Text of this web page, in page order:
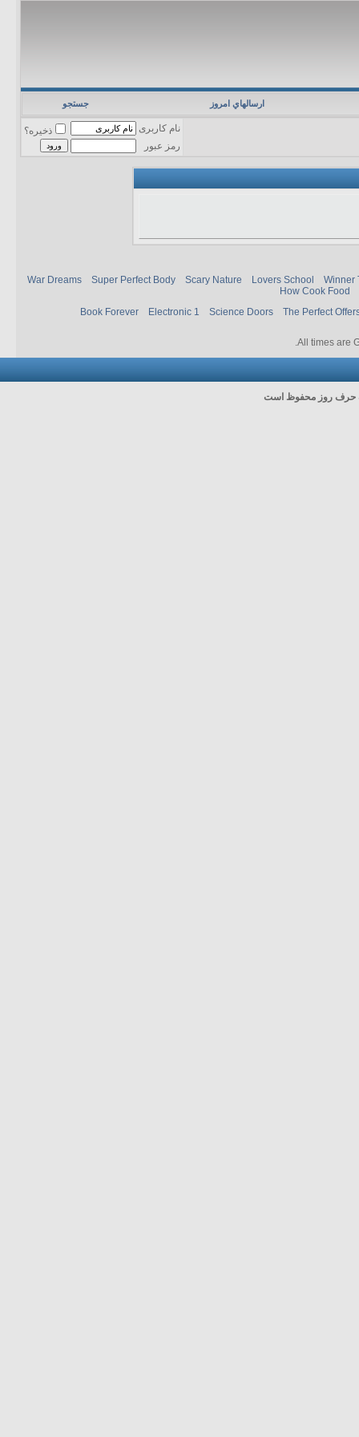
ارسالهاي امروز جستجو
نام کاربری
ذخیره؟
رمز عبور
War Dreams Super Perfect Body Scary Nature Lovers School
Winner
How Cook Food
Book Forever
Electronic 1 Science Doors The Perfect
All times are
.